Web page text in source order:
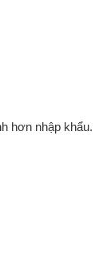
hơn nhập khẩu.